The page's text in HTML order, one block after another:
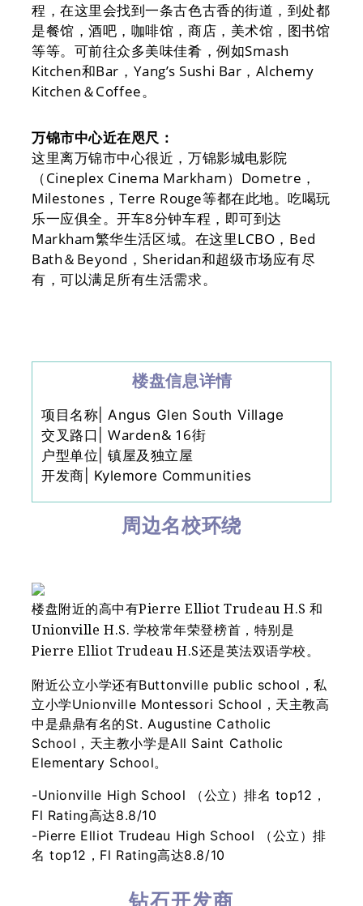
程，在这里会找到一条古色古香的街道，到处都
是餐馆，酒吧，咖啡馆，商店，美术馆，图书馆
等等。可前往众多美味佳肴，例如Smash
Kitchen和Bar，Yang’s Sushi Bar，Alchemy
Kitchen＆Coffee。
万锦市中心近在咫尺：
这里离万锦市中心很近，万锦影城电影院
（Cineplex Cinema Markham）Dometre，
Milestones，Terre Rouge等都在此地。吃喝玩
乐一应俱全。开车8分钟车程，即可到达
Markham繁华生活区域。在这里LCBO，Bed
Bath＆Beyond，Sheridan和超级市场应有尽
有，可以满足所有生活需求。
楼盘信息详情
项目名称| Angus Glen South Village
交叉路口|Warden& 16街
户型单位| 镇屋及独立屋
开发商| Kylemore Communities
周边名校环绕
楼盘附近的高中有Pierre Elliot Trudeau H.S 和
Unionville H.S. 学校常年荣登榜首，特别是
Pierre Elliot Trudeau H.S还是英法双语学校。
附近公立小学还有Buttonville public school，私
立小学Unionville Montessori School，天主教高
中是鼎鼎有名的St. Augustine Catholic
School，天主教小学是All Saint Catholic
Elementary School。
-Unionville High School （公立）排名 top12，
Fl Rating高达8.8/10
-Pierre Elliot Trudeau High School （公立）排
名 top12，Fl Rating高达8.8/10
钻石开发商